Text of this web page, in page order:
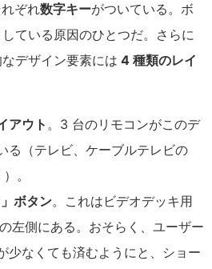
ぞれ数字キーがついている。ボ
ている原因のひとつだ。さらに
デザイン要素には 4 種類のレイ
アウト 。3 台のリモコンがこのデ
る（テレビ、ケーブルテレビの
。
ボタン。これはビデオデッキ用
左側にある。おそらく、ユーザー
少なくても済むようにと、ショー